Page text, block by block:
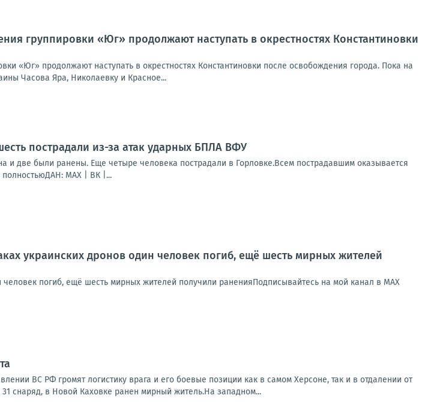
группировки «Юг» продолжают наступать в окрестностях Константиновки
«Юг» продолжают наступать в окрестностях Константиновки после освобождения города. Пока на
Часова Яра, Николаевку и Красное...
пострадали из-за атак ударных БПЛА ВФУ
и две были ранены. Еще четыре человека пострадали в Горловке.Всем пострадавшим оказывается
MAX | ВК |...
украинских дронов один человек погиб, ещё шесть мирных жителей
погиб, ещё шесть мирных жителей получили раненияПодписывайтесь на мой канал в MAX
ВС РФ громят логистику врага и его боевые позиции как в самом Херсоне, так и в отдалении от
снаряд, в Новой Каховке ранен мирный житель.На западном...